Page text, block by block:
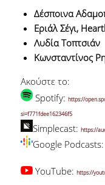
Δέσποινα
Εριάλ Σέγι,
Λυδία Τοπτσιάν
Κωνσταντίνος
Ακούστε το:
Spotify: https://
si=f771fdee162346f5
Simplecast: https://
Google Podcasts:
YouTube: https://